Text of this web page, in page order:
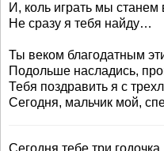
И, коль играть мы станем
Не сразу я тебя найду…
Ты веком благодатным
Подольше насладись,
Тебя поздравить я с
Сегодня, мальчик мой,
Сегодня тебе три годочка,